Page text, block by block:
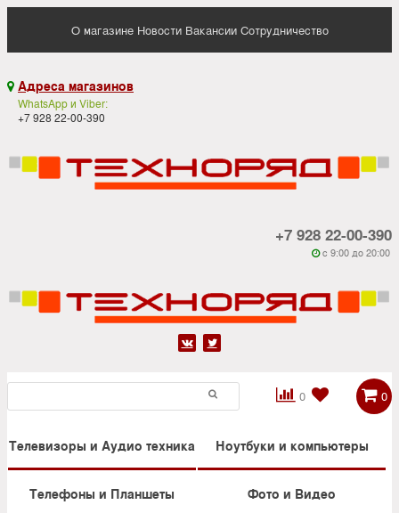
О магазине Новости Вакансии Сотрудничество
 Адреса магазинов
WhatsApp и Viber:
+7 928 22-00-390
+7 928 22-00-390
 c 9:00 до 20:00
 
0

 0
Телевизоры и Аудио техника Ноутбуки и компьютеры
Телефоны и Планшеты Фото и Видео